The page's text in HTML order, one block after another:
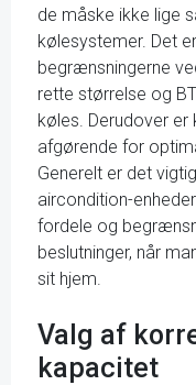
de måske ikke lige
kølesystemer. Det
begrænsningerne
rette størrelse og
køles. Derudover
afgørende for
Generelt er det
aircondition-
fordele og
beslutninger, når
sit hjem.
Valg af
kapacitet